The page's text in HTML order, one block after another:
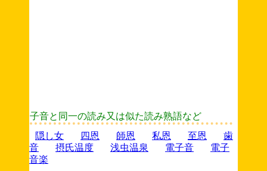
子音と同一の読み又は似た読み熟語など
隠し女
四恩 師恩 私恩 至恩
歯
音
摂氏温度 浅虫温泉 電子音
電子
音楽